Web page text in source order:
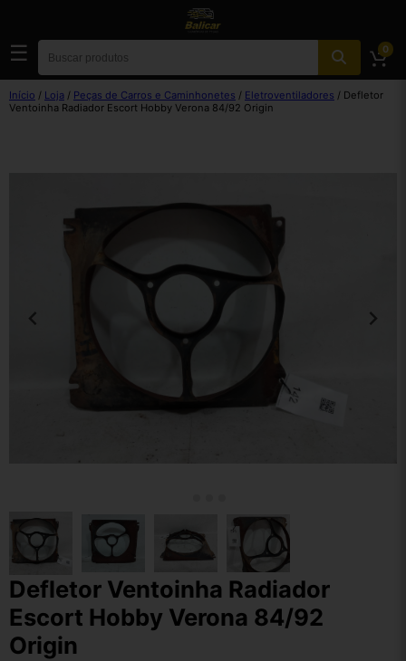
☰ 0
Início / Loja / Peças de Carros e Caminhonetes / Eletroventiladores / Defletor
Ventoinha Radiador Escort Hobby Verona 84/92 Origin
Defletor Ventoinha Radiador
Escort Hobby Verona 84/92
Origin